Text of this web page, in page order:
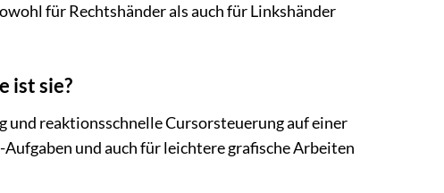
für Rechtshänder als auch für Linkshänder
ist sie?
und reaktionsschnelle Cursorsteuerung auf einer
und auch für leichtere grafische Arbeiten